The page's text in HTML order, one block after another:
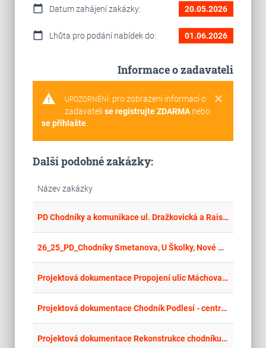
calendar_today Datum zahájení zakázky: 20.05.2026
calendar_today Lhůta pro podání nabídek do: 01.06.2026
Informace o zadavateli
warning clear
UPOZORNĚNÍ: pro zobrazení informací o
zadavateli se registrujte ZDARMAnebo
se přihlašte.
Další podobné zakázky:
Název zakázky
PD Chodníky a komunikace ul. Dražkovická a Raisova (v úseku ul. Nemošická-Čacké-Chrudimská)
26_25_PD_Chodníky Smetanova, U Školky, Nové Habří
Projektová dokumentace Propojení ulic Máchova – 40. Pluku
Projektová dokumentace Chodník Podlesí - centrum
Projektová dokumentace Rekonstrukce chodníku Sokolská ve Valašském Meziříčí